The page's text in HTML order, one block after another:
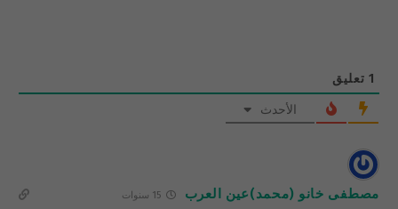
1 تعليق
الأحدث
مصطفى خانو (محمد)عين العرب 15 سنوات